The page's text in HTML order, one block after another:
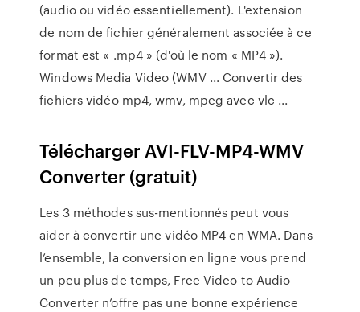
(audio ou vidéo essentiellement). L'extension
de nom de fichier généralement associée à ce
format est « .mp4 » (d'où le nom « MP4 »).
Windows Media Video (WMV ... Convertir des
fichiers vidéo mp4, wmv, mpeg avec vlc ...
Télécharger AVI-FLV-MP4-WMV
Converter (gratuit)
Les 3 méthodes sus-mentionnés peut vous
aider à convertir une vidéo MP4 en WMA. Dans
l’ensemble, la conversion en ligne vous prend
un peu plus de temps, Free Video to Audio
Converter n’offre pas une bonne expérience